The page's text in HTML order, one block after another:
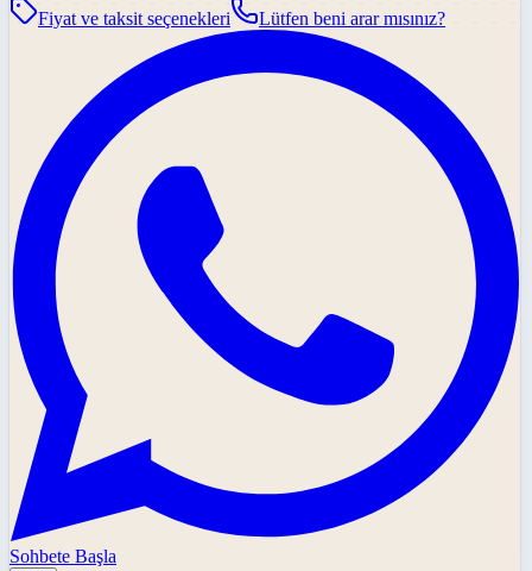
Fiyat ve taksit seçenekleri
Lütfen beni arar mısınız?
Sohbete Başla